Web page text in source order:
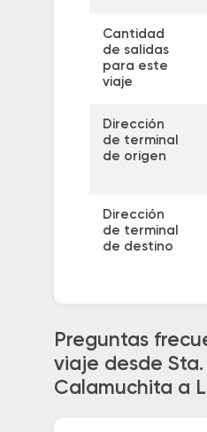
Cantidad
de salidas
para este
viaje
Dirección
de terminal
de origen
Dirección
de terminal
de destino
Preguntas
viaje desde Sta.
Calamuchita a